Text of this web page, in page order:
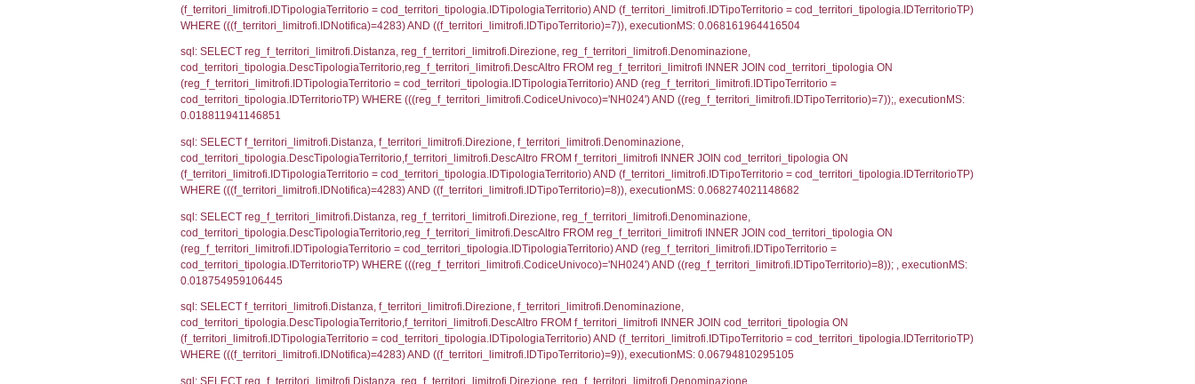
sql: SELECT el_nazioni.DescIT, f_confini_stato.Distanza FROM f_confini_stato INNER JOIN el_nazioni ON
f_confini_stato.IDNotifica = 4283;, executionMS: 0.00037217140197754
sql: SELECT el_regioni.Regione, el_province.citta, el_comuni.Comune, f_confini.Denominazione FROM f_confini INNER
el_comuni.IstProvincia = el_province.IstProvincia) INNER JOIN el_regioni ON el_province.IstRegione =
el_comuni.IstComune WHERE (((f_confini.IDNotifica)=4283));, executionMS: 0.00050902366638184
sql: SELECT group_concat(f_territori_limitrofi.DescAltro SEPARATOR '; ') AS DescAltro,
cod_territori_tipologia ON (f_territori_limitrofi.IDTipologiaTerritorio = cod_territori_tipologia.IDTipologiaTerritorio and
cod_territori_tipologia.IDTerritorioTP ) WHERE ( ((f_territori_limitrofi.IDNotifica) = 4283 ) AND
cod_territori_tipologia.DescTipologiaTerritorio, executionMS: 0.052690029144287
sql: SELECT f_territori_limitrofi.Distanza, f_territori_limitrofi.Direzione, f_territori_limitrofi.Denominazione,
cod_territori_tipologia.DescTipologiaTerritorio FROM f_territori_limitrofi INNER JOIN cod_territori_tipologia ON
cod_territori_tipologia.IDTipologiaTerritorio) AND (f_territori_limitrofi.IDTipoTerritorio =
AND ((f_territori_limitrofi.IDTipoTerritorio)=2)), executionMS: 0.068365097045898